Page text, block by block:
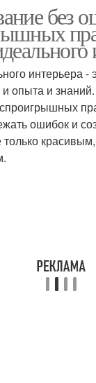
без
интерьера -
и опыта и
ошибок и
только